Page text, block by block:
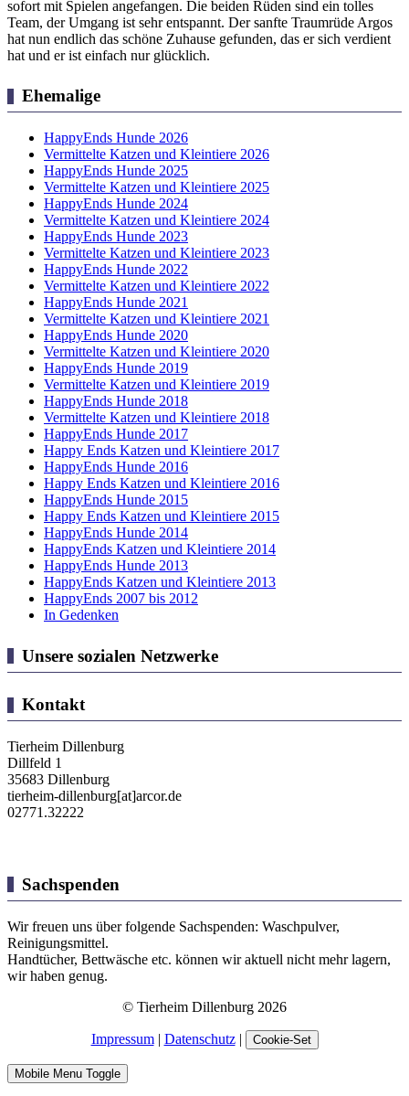
sofort mit Spielen angefangen. Die beiden Rüden sind ein tolles
Team, der Umgang ist sehr entspannt. Der sanfte Traumrüde Argos
hat nun endlich das schöne Zuhause gefunden, das er sich verdient
hat und er ist einfach nur glücklich.
Ehemalige
HappyEnds Hunde 2026
Vermittelte Katzen und Kleintiere 2026
HappyEnds Hunde 2025
Vermittelte Katzen und Kleintiere 2025
HappyEnds Hunde 2024
Vermittelte Katzen und Kleintiere 2024
HappyEnds Hunde 2023
Vermittelte Katzen und Kleintiere 2023
HappyEnds Hunde 2022
Vermittelte Katzen und Kleintiere 2022
HappyEnds Hunde 2021
Vermittelte Katzen und Kleintiere 2021
HappyEnds Hunde 2020
Vermittelte Katzen und Kleintiere 2020
HappyEnds Hunde 2019
Vermittelte Katzen und Kleintiere 2019
HappyEnds Hunde 2018
Vermittelte Katzen und Kleintiere 2018
HappyEnds Hunde 2017
Happy Ends Katzen und Kleintiere 2017
HappyEnds Hunde 2016
Happy Ends Katzen und Kleintiere 2016
HappyEnds Hunde 2015
Happy Ends Katzen und Kleintiere 2015
HappyEnds Hunde 2014
HappyEnds Katzen und Kleintiere 2014
HappyEnds Hunde 2013
HappyEnds Katzen und Kleintiere 2013
HappyEnds 2007 bis 2012
In Gedenken
Unsere sozialen Netzwerke
Kontakt
Tierheim Dillenburg
Dillfeld 1
35683 Dillenburg
tierheim-dillenburg[at]arcor.de
02771.32222
Sachspenden
Wir freuen uns über folgende Sachspenden: Waschpulver,
Reinigungsmittel.
Handtücher, Bettwäsche etc. können wir aktuell nicht mehr lagern,
wir haben genug.
© Tierheim Dillenburg 2026
Impressum| Datenschutz| Cookie-Set
Mobile Menu Toggle